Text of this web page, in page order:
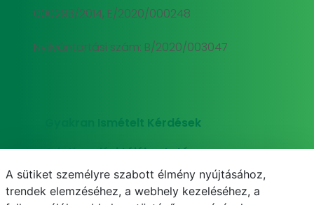
000293/2014, E/2020/000248
Nyilvántartási szám: B/2020/003047
Gyakran Ismételt Kérdések
Adatkezelési tájékoztató
Süti (cookie) tájékoztató
A sütiket személyre szabott élmény nyújtásához,
trendek elemzéséhez, a webhely kezeléséhez, a